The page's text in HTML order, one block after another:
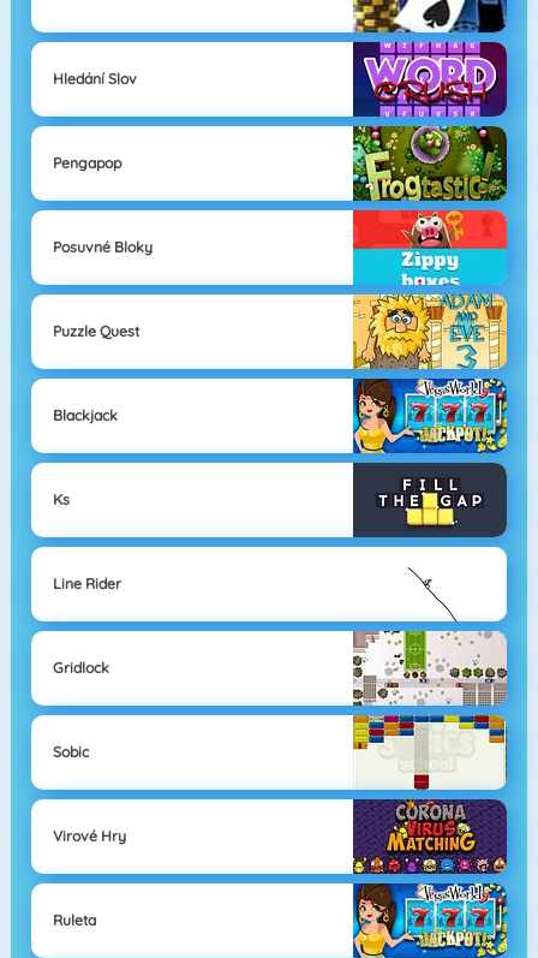
Hledání Slov
Pengapop
Posuvné Bloky
Puzzle Quest
Blackjack
Ks
Line Rider
Gridlock
Sobic
Virové Hry
Ruleta